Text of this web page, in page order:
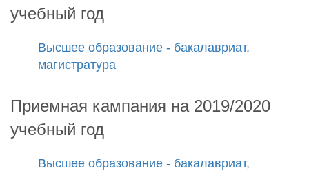
учебный год
Высшее образование - бакалавриат,
магистратура
Приемная кампания на 2019/2020
учебный год
Высшее образование - бакалавриат,